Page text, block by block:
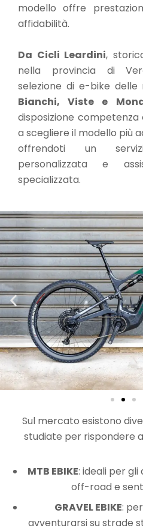
modello offre
affidabilità.
Da Cicli Leardini,
nella provincia di
selezione di e-bike
Bianchi, Viste e
disposizione
a scegliere il modello più
offrendoti un
personalizzata e
specializzata.
Sul mercato esistono
studiate per rispondere
MTB EBIKE: ideali per
off-road e
GRAVEL EBIKE:
avventurarsi su strade